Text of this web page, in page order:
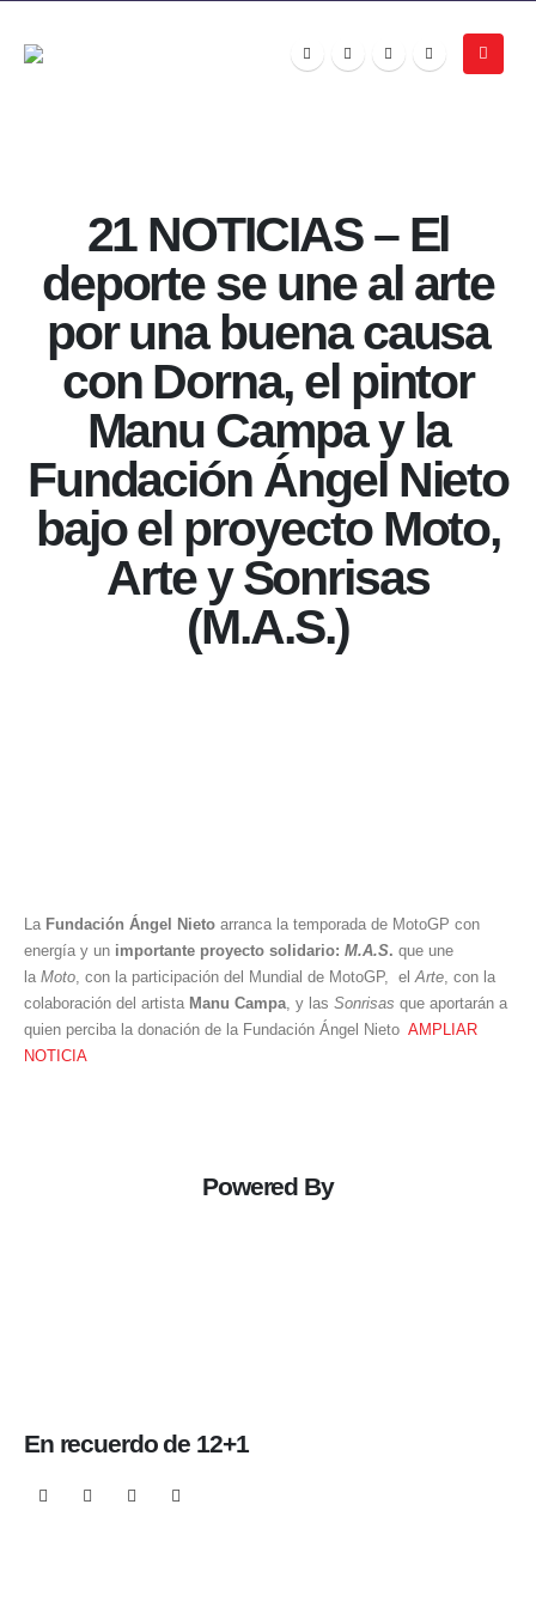
21 NOTICIAS – El
deporte se une al arte
por una buena causa
con Dorna, el pintor
Manu Campa y la
Fundación Ángel Nieto
bajo el proyecto Moto,
Arte y Sonrisas
(M.A.S.)
La Fundación Ángel Nieto arranca la temporada de MotoGP con
energía y un importante proyecto solidario: M.A.S. que une
la Moto, con la participación del Mundial de MotoGP, elArte, con la
colaboración del artista Manu Campa, y las Sonrisas que aportarán a
quien perciba la donación de la Fundación Ángel Nieto AMPLIAR
NOTICIA
Powered By
En recuerdo de 12+1